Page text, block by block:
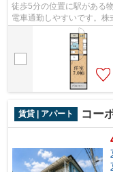
徒歩5分の位置に駅がある
電車通勤しやすいです。株
リアの賃貸情報がございま
賃貸 | アパート コー